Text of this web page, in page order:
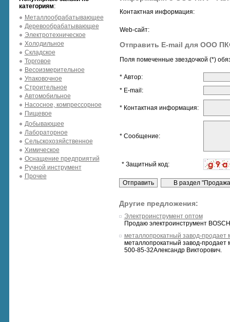
категориям:
Металлообрабатывающее
Деревообрабатывающее
Электротехническое
Холодильное
Складское
Торговое
Весоизмерительное
Упаковочное
Строительное
Автомобильное
Насосное, компрессорное
Пищевое
Добывающее
Лабораторное
Сельскохозяйственное
Химическое
Оснащение предприятий
Ручной инструмент
Прочее
Контактная информация:
Web-сайт:
Отправить E-mail для ООО
Поля помеченные звездочкой (*)
* Автор:
* E-mail:
* Контактная информация:
* Сообщение:
* Защитный код:
Другие предложения:
Электроинструмент оптом
Продаю электроинструмент
металлопрокатный завод-продает
металлопрокатный завод-продает
500-85-32Александр Викторович.